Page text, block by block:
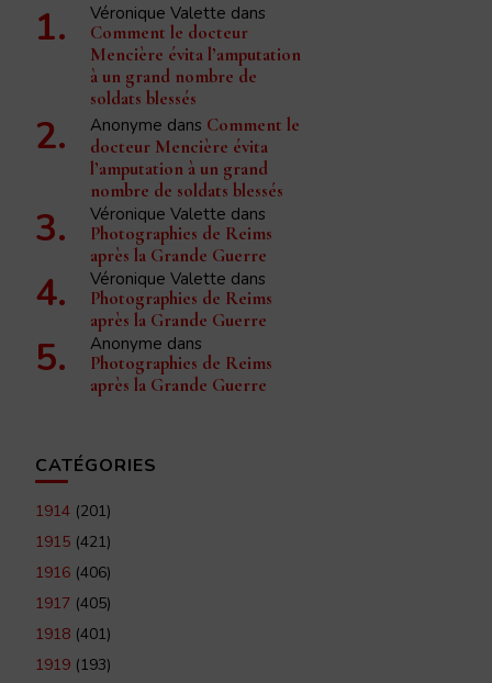
Véronique Valette dans
Comment le docteur
Mencière évita l’amputation
à un grand nombre de
soldats blessés
Anonyme dans Comment le
docteur Mencière évita
l’amputation à un grand
nombre de soldats blessés
Véronique Valette dans
Photographies de Reims
après la Grande Guerre
Véronique Valette dans
Photographies de Reims
après la Grande Guerre
Anonyme dans
Photographies de Reims
après la Grande Guerre
CATÉGORIES
1914 (201)
1915 (421)
1916 (406)
1917 (405)
1918 (401)
1919 (193)